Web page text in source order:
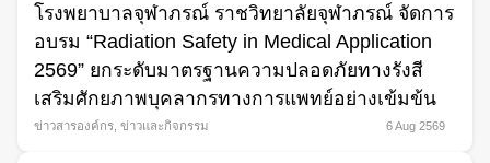
โรงพยาบาลจุฬาภรณ์ ราชวิทยาลัยจุฬาภรณ์ จัดการ
อบรม “Radiation Safety in Medical Application
2569” ยกระดับมาตรฐานความปลอดภัยทางรังสี
เสริมศักยภาพบุคลากรทางการแพทย์อย่างเข้มข้น
ข่าวสารองค์กร ข่าวและกิจกรรม 6 Aug 2569